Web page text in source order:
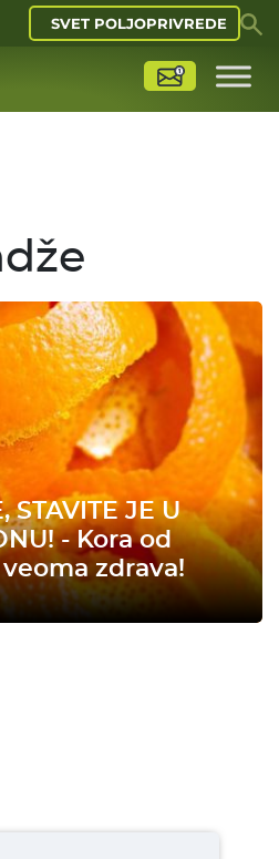
SVET POLJOPRIVREDE
STAVITE JE U
- Kora od
zdrava!